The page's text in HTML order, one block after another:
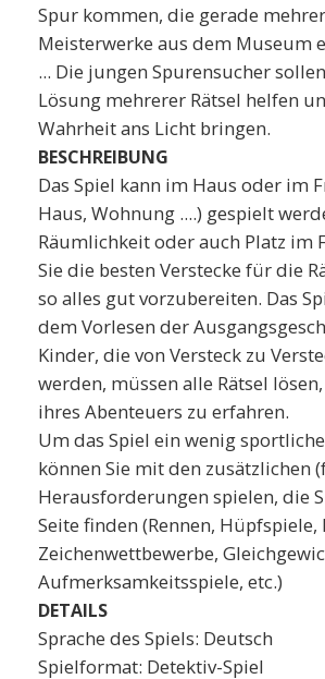
Spur kommen, die gerade
Meisterwerke aus dem Museum
... Die jungen Spurensucher
Lösung mehrerer Rätsel helfen
Wahrheit ans Licht bringen.
BESCHREIBUNG
Das Spiel kann im Haus oder im
Haus, Wohnung ....) gespielt
Räumlichkeit oder auch Platz im
Sie die besten Verstecke für die
so alles gut vorzubereiten. Das
dem Vorlesen der
Kinder, die von Versteck zu
werden, müssen alle Rätsel
ihres Abenteuers zu erfahren.
Um das Spiel ein wenig
können Sie mit den zusätzlichen
Herausforderungen spielen, die
Seite finden (Rennen, Hüpfspiele,
Zeichenwettbewerbe,
Aufmerksamkeitsspiele, etc.)
DETAILS
Sprache des Spiels: Deutsch
Spielformat: Detektiv-Spiel